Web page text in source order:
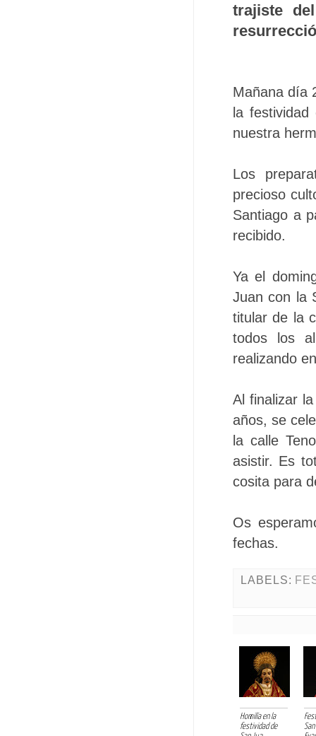
trajiste
Mañana día
la
nuestra
Los
precioso
Santiago a
recibido.
Ya el
Juan con la
titular de la
todos los
realizando
Al finalizar
años, se
la calle
asistir. Es
cosita para
Os
fechas.
LABELS:
Homilía en la
festividad de